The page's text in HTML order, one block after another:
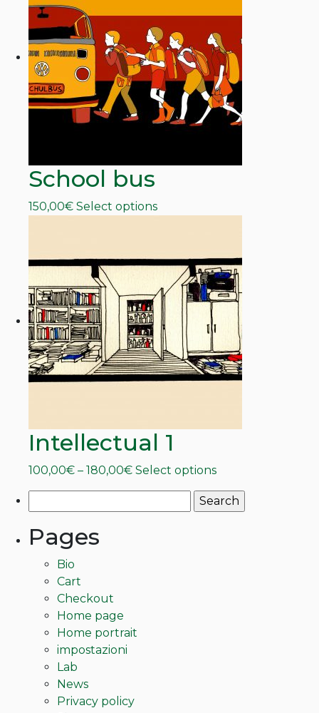
School bus
150,00€ Select optionsThis
multiple
variants.
The
options
may
be
chosen
on
page
Intellectual 1
100,00€ – 180,00€Price
Select optionsThis
has
for:
Pages
Bio
Cart
Checkout
Home page
Home portrait
impostazioni
Lab
News
Privacy policy